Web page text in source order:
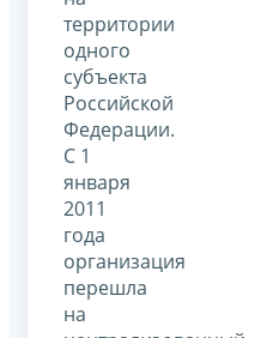
территории
одного
субъекта
Российской
Федерации.
С 1
января
2011
года
организация
перешла
на